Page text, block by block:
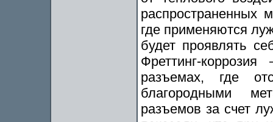
распространенных
где применяются
будет проявлять
Фреттинг-
разъемах, где
благородными
разъемов за счет